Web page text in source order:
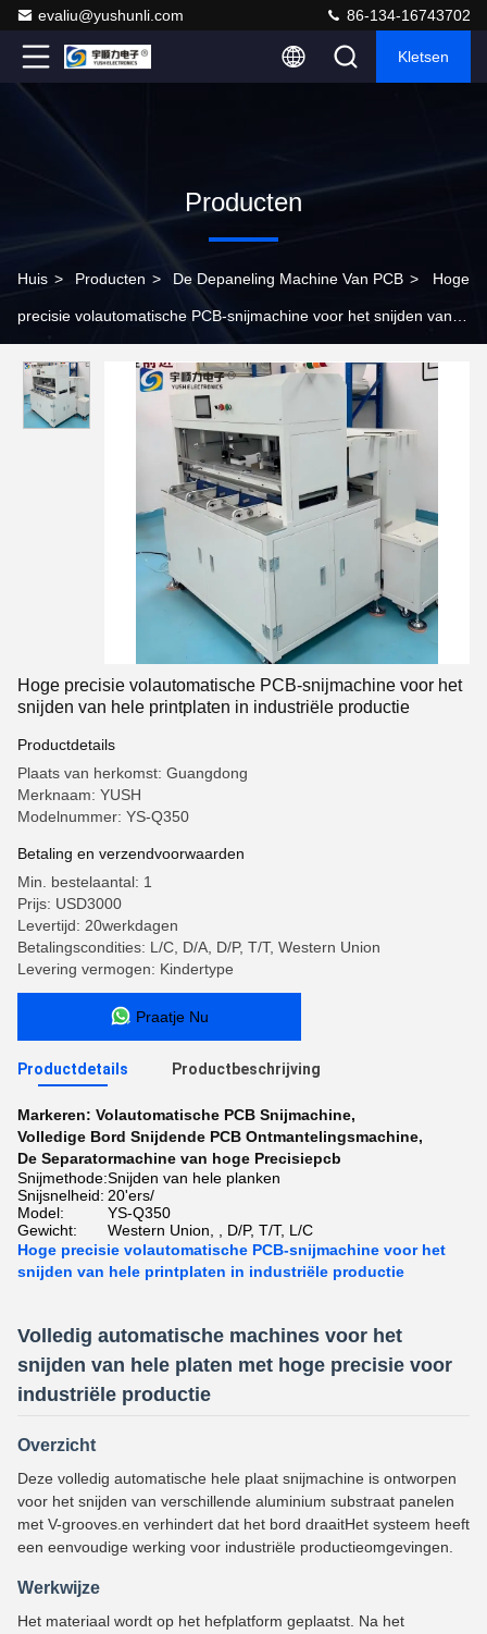
evaliu@yushunli.com 86-134-16743702
Kletsen
Producten
Huis > Producten > De Depaneling Machine Van PCB > Hoge
precisie volautomatische PCB-snijmachine voor het snijden van
Hoge precisie volautomatische PCB-snijmachine voor het
snijden van hele printplaten in industriële productie
Productdetails
Plaats van herkomst: Guangdong
Merknaam: YUSH
Modelnummer: YS-Q350
Betaling en verzendvoorwaarden
Min. bestelaantal: 1
Prijs: USD3000
Levertijd: 20werkdagen
Betalingscondities: L/C, D/A, D/P, T/T, Western Union
Levering vermogen: Kindertype
Praatje Nu
Productdetails Productbeschrijving
Markeren: Volautomatische PCB Snijmachine,
Volledige Bord Snijdende PCB Ontmantelingsmachine,
De Separatormachine van hoge Precisiepcb
Snijmethode:Snijden van hele planken
Snijsnelheid: 20'ers/
Model:
YS-Q350
Gewicht:
Western Union, , D/P, T/T, L/C
Hoge precisie volautomatische PCB-snijmachine voor het
snijden van hele printplaten in industriële productie
Volledig automatische machines voor het
snijden van hele platen met hoge precisie voor
industriële productie
Overzicht
Deze volledig automatische hele plaat snijmachine is ontworpen
voor het snijden van verschillende aluminium substraat panelen
met V-grooves.en verhindert dat het bord draaitHet systeem heeft
een eenvoudige werking voor industriële productieomgevingen.
Werkwijze
Het materiaal wordt op het hefplatform geplaatst. Na het